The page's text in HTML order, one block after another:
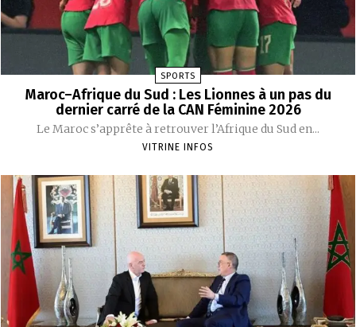
SPORTS
Maroc–Afrique du Sud : Les Lionnes à un pas du
dernier carré de la CAN Féminine 2026
Le Maroc s’apprête à retrouver l’Afrique du Sud en...
VITRINE INFOS